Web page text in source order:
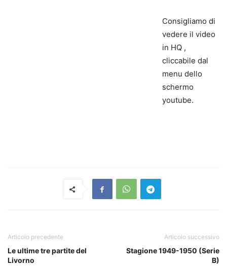
Consigliamo di
vedere il video
in HQ ,
cliccabile dal
menu dello
schermo
youtube.
Articolo precedente
Le ultime tre partite del
Livorno
Articolo successivo
Stagione 1949-1950 (Serie
B)